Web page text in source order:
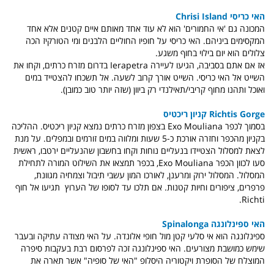
האי כריסי Chrisi Island
המכונה גם 'אי החמורים' הוא לא עוד אחד מאותם איים קטנים אלא אחד
המקסימים ביניהם. האי כריסי על חופיו החוליים הלבנים ומי הטורקיז הכה
צלולים הוא יום בילוי בחוף משגע.
אז אם אתם בסביבה, הגיעו לעיירה Ierapetra בדרום מזרח כרתים, וקחו את
השייט אל האי כריסי. השייט אורך קרוב לשעה. אל תשכחו להצטייד במים
ואוכל ותהנו מחוף קריבי/תאילנדי רק ביוון (שזה יותר טוב כמובן).
Richtis Gorge קניון ריכטיס
בסמוך לכפר Exo Mouliana בצפון מזרח כרתים נמצא קניון ריכטיס. ההליכה
בקניון מהכפר וחזרה אורכת כ-5 שעות ומלווה במים זורמים ובמפלים. על מנת
לצאת למסלול הצטיידו בנעליים נוחות וקחו בחשבון שהנעליים ירטבו, ראשית
סעו לכוון הכפר Exo Mouliana, בכפר תמצאו את השילוט המורה לתחילת
המסלול. המסלול ירוק ומרענן, לאורכו המון עשבי תיבול וצמחיה מגוונת,
פרפרים, ציפורים וחיות קטנות. אם תלכו עד לסופו של הערוץ תגיעו אל חוף
Richti.
האי ספינלונגה Spinalonga
ספינלונגה הוא אי סלעי קטן מול חופי אלונדה. על האי מצודה עתיקה ובעבר
שימש כמושבת מצורעים. האי ספינלונגה זכה לפרסום רבת בעקבות סיפרה
המוצלח של הסופרת ויקטוריה היסלופ "האי של סופיה" אשר תארה את